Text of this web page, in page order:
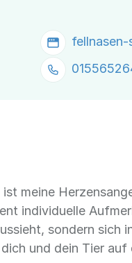
meine
individuelle
sondern sich
und dein Tier auf